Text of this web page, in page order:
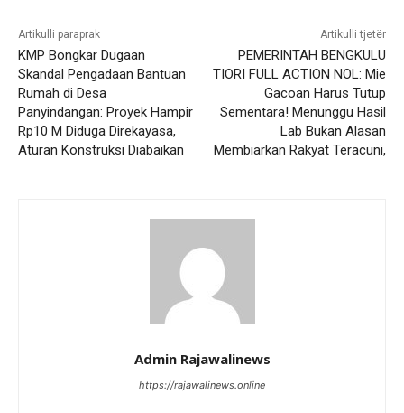
Artikulli paraprak
KMP Bongkar Dugaan
Skandal Pengadaan Bantuan
Rumah di Desa
Panyindangan: Proyek Hampir
Rp10 M Diduga Direkayasa,
Aturan Konstruksi Diabaikan
Artikulli tjetër
PEMERINTAH BENGKULU
TIORI FULL ACTION NOL: Mie
Gacoan Harus Tutup
Sementara! Menunggu Hasil
Lab Bukan Alasan
Membiarkan Rakyat Teracuni,
Admin Rajawalinews
https://rajawalinews.online